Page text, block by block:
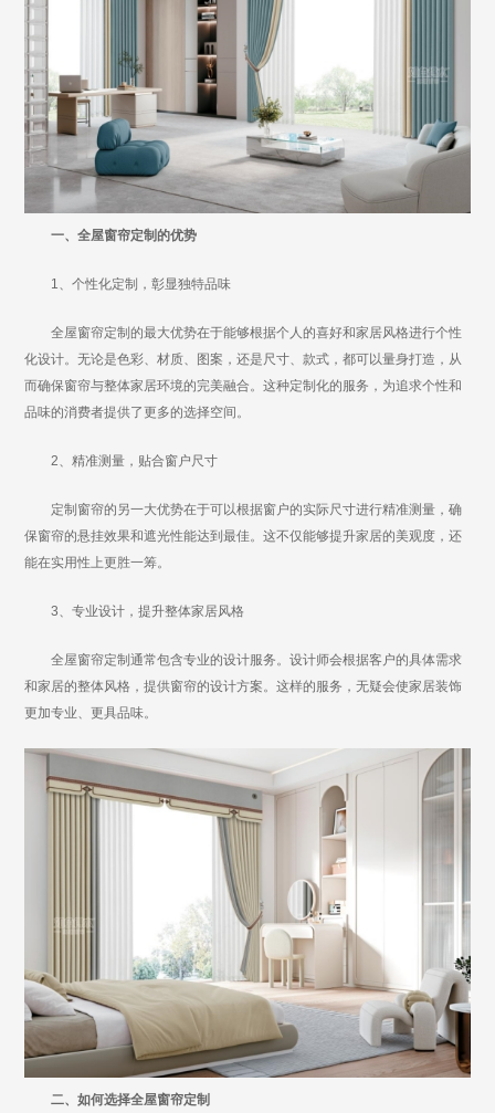
一、全屋窗帘定制的优势
1、个性化定制，彰显独特品味
全屋窗帘定制的最大优势在于能够根据个人的喜好和家居风格进行个性
化设计。无论是色彩、材质、图案，还是尺寸、款式，都可以量身打造，从
而确保窗帘与整体家居环境的完美融合。这种定制化的服务，为追求个性和
品味的消费者提供了更多的选择空间。
2、精准测量，贴合窗户尺寸
定制窗帘的另一大优势在于可以根据窗户的实际尺寸进行精准测量，确
保窗帘的悬挂效果和遮光性能达到最佳。这不仅能够提升家居的美观度，还
能在实用性上更胜一筹。
3、专业设计，提升整体家居风格
全屋窗帘定制通常包含专业的设计服务。设计师会根据客户的具体需求
和家居的整体风格，提供窗帘的设计方案。这样的服务，无疑会使家居装饰
更加专业、更具品味。
二、如何选择全屋窗帘定制